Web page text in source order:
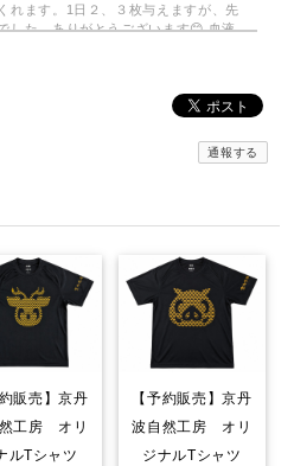
れます。1日２、３枚与えますが、先
した。ありがとうございます😊 血液
…。家は愛犬2匹なので、早速届いて
。封をあけると！喜びをか消せない
くなる次第です。いろんなジャー
に喜び方が違います。○ レッスン
ますが！まだまだ気になる品物が沢
きます…。笑
通報する
約販売】京丹
工房 オリ
ルTシャツ
【予約販売】京丹
波自然工房 オリ
ジナルTシャツ